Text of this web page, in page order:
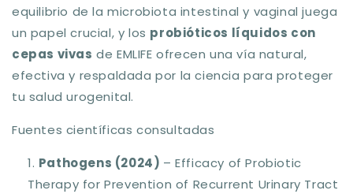
equilibrio de la microbiota intestinal y vaginal juega
un papel crucial, y los probióticos líquidos con
cepas vivas de EMLIFE ofrecen una vía natural,
efectiva y respaldada por la ciencia para proteger
tu salud urogenital.
Fuentes científicas consultadas
Pathogens (2024) – Efficacy of Probiotic
Therapy for Prevention of Recurrent Urinary Tract